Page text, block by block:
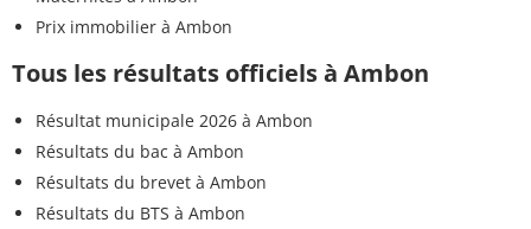
Prix immobilier à Ambon
Tous les résultats officiels à Ambon
Résultat municipale 2026 à Ambon
Résultats du bac à Ambon
Résultats du brevet à Ambon
Résultats du BTS à Ambon